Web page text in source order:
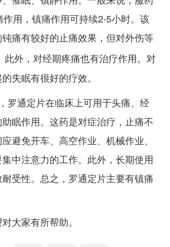
用，镇痛作用可持续2-5小时。该
痛有较好的止痛效果，但对外伤等
此外，对经期疼痛也有治疗作用。对
失眠有很好的疗效。
罗通定片在临床上可用于头痛、经
眠作用。这药是对症治疗，止痛不
避免开车、高空作业、机械作业、
中注意力的工作。此外，长期使用
受性。总之，罗通定片主要有镇痛
大家有所帮助。